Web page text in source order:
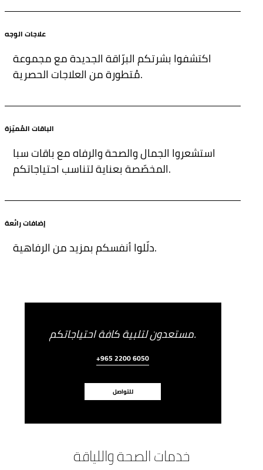
علاجات الوجه
اكتشفوا بشرتكم البرّاقة الجديدة مع مجموعة
مُتطورة من العلاجات الحصرية.
الباقات المُميّزة
استشعروا الجمال والصحة والرفاه مع باقات سبا
المخصّصة بعناية لتناسب احتياجاتكم.
إضافات رائعة
دلّلوا أنفسكم بمزيد من الرفاهية.
مستعدون لتلبية كافة احتياجاتكم.
+965 2200 6050
للتواصل
خدمات الصحة واللياقة